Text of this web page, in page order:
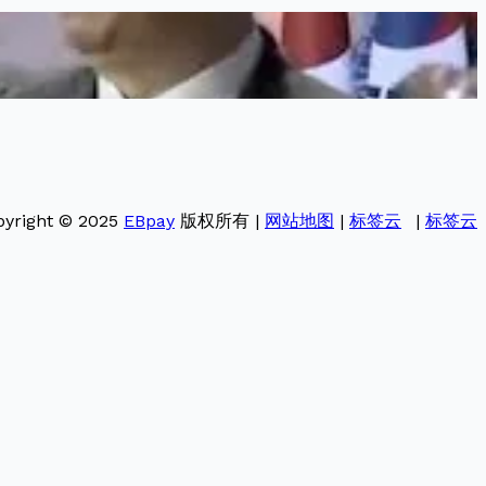
© 2025 EBpay 版权所有 | 网站地图 | 标签云 | 标签云